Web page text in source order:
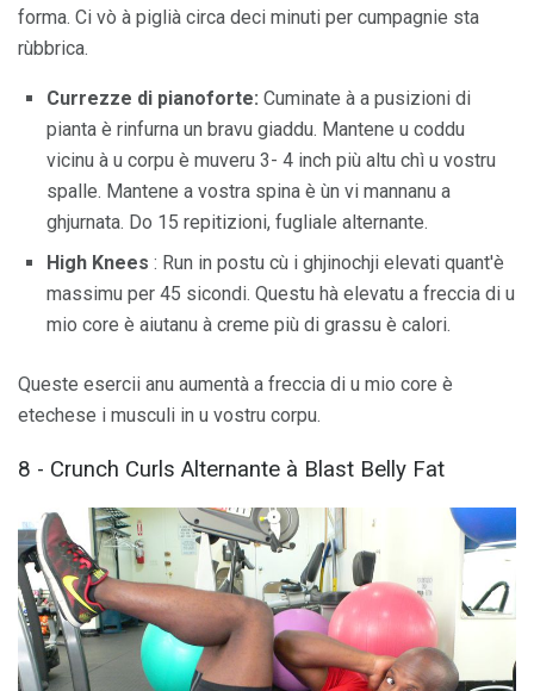
forma. Ci vò à piglià circa deci minuti per cumpagnie sta
rùbbrica.
Currezze di pianoforte: Cuminate à a pusizioni di
pianta è rinfurna un bravu giaddu. Mantene u coddu
vicinu à u corpu è muveru 3- 4 inch più altu chì u vostru
spalle. Mantene a vostra spina è ùn vi mannanu a
ghjurnata. Do 15 repitizioni, fugliale alternante.
High Knees : Run in postu cù i ghjinochji elevati quant'è
massimu per 45 sicondi. Questu hà elevatu a freccia di u
mio core è aiutanu à creme più di grassu è calori.
Queste esercii anu aumentà a freccia di u mio core è
etechese i musculi in u vostru corpu.
8 - Crunch Curls Alternante à Blast Belly Fat